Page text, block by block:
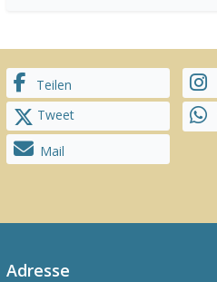
Teilen
Tweet
Mail
Adresse